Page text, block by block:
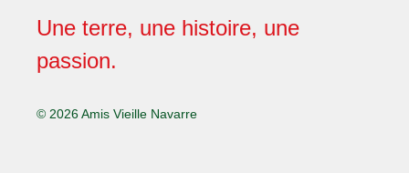
Une terre, une histoire, une
passion.
© 2026 Amis Vieille Navarre